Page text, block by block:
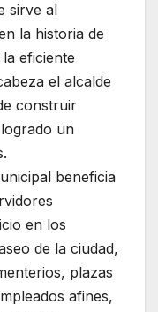
sirve al
la historia de
eficiente
el alcalde
construir
un
beneficia
en los
de la ciudad,
plazas
afines,